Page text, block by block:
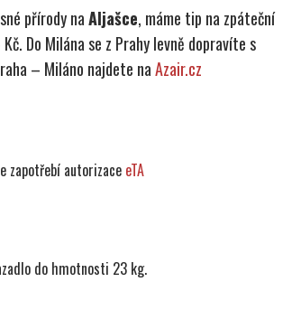
přírody naAljašce, máme tip na zpáteční
Do Milána se z Prahy levně dopravíte s
– Miláno najdete naAzair.cz
zapotřebí autorizace eTA
do hmotnosti 23 kg.